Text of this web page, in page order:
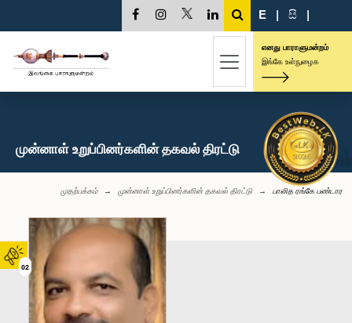
02
E | සි |
எனது பாராளுமன்றம்
இங்கே உள்நுழைக
முன்னாள் உறுப்பினர்களின் தகவல் திரட்டு
முதற்பக்கம் முன்னாள் உறுப்பினர்களின் தகவல் திரட்டு பாலித ரங்கே பண்டார